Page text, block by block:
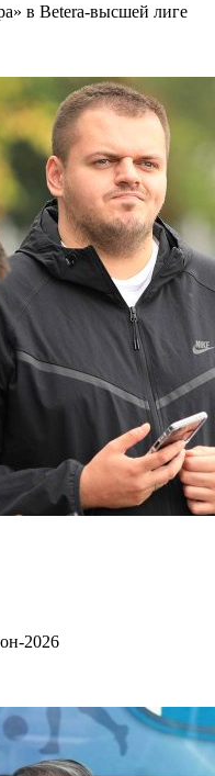
в Betera-высшей лиге
2026